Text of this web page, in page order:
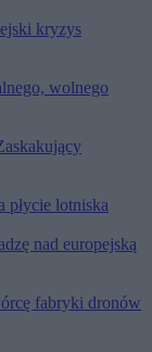
kryzys
wolnego
lotniska
nad europejską
fabryki dronów